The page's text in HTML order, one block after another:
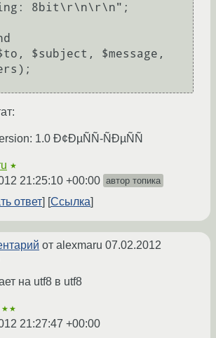
8bit\r\n\r\n";
$subject, $message,
1.0 Ð¢ÐµÑÑ-ÑÐµÑÑ
★
21:25:10 +00:00 автор топика
ответ Ссылка
от alexmaru 07.02.2012
на utf8 в utf8
21:27:47 +00:00